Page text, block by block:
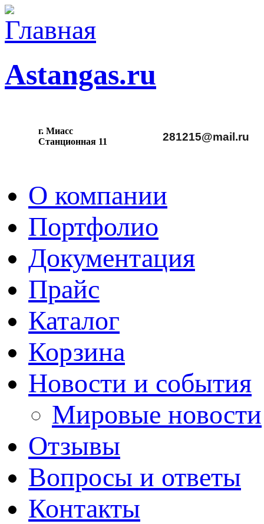
Astangas.ru
г. Миасс
Станционная 11 281215@mail.ru
О компании
Портфолио
Документация
Прайс
Каталог
Корзина
Новости и события
Мировые новости
Отзывы
Вопросы и ответы
Контакты